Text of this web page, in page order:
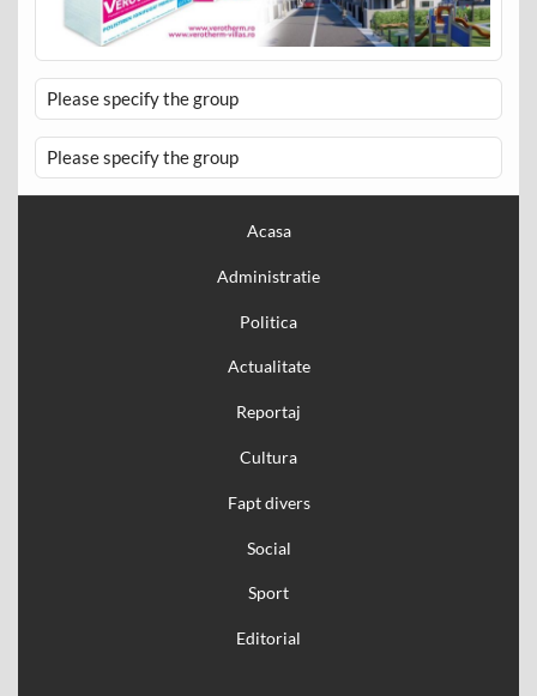
Please specify the group
Please specify the group
Acasa
Administratie
Politica
Actualitate
Reportaj
Cultura
Fapt divers
Social
Sport
Editorial